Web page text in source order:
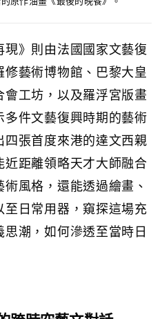
》則由法國國家文藝復
藝術博物館、巴黎大皇
工坊，以及羅浮宮版畫
件文藝復興時期的藝術
張首度來港的達文西親
距離領略天才大師融合
風格，還能透過繪畫、
日常用器，窺探這場充
潮，如何滲透至當時日